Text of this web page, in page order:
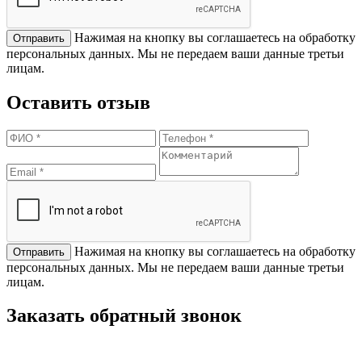
Нажимая на кнопку вы соглашаетесь на обработку
персональных данных. Мы не передаем ваши данные третьи
лицам.
Оставить отзыв
Нажимая на кнопку вы соглашаетесь на обработку
персональных данных. Мы не передаем ваши данные третьи
лицам.
Заказать обратный звонок